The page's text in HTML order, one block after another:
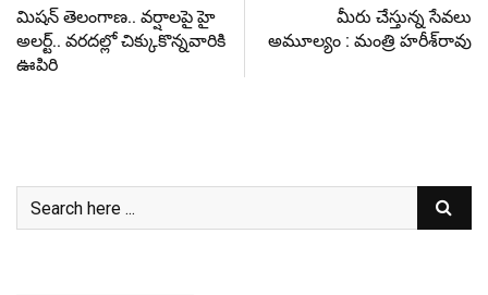
మిష‌న్ తెలంగాణ‌.. వ‌ర్షాల‌పై హై
అల‌ర్ట్‌.. వ‌ర‌ద‌ల్లో చిక్కుకొన్నవారికి
ఊపిరి
మీరు చేస్తున్న సేవలు
అమూల్యం : మంత్రి హ‌రీశ్‌రావు